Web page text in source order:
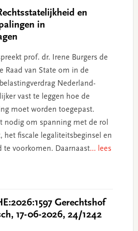
en
in
prof. dr. Irene Burgers de
Raad van State om in de
Nederland-
vast te leggen hoe de
moet worden toegepast.
nodig om spanning met de rol
het fiscale legaliteitsbeginsel en
te voorkomen. Daarnaast... lees
Gerechtshof
17-06-2026, 24/1242